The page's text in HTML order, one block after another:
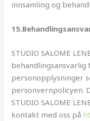
innsamling og
STUDIO SALOME
personopplysninger
personvernpolicyen.
STUDIO SALOME
kontakt med oss på